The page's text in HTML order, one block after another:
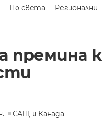
По света Регионални
САЩ и Канада